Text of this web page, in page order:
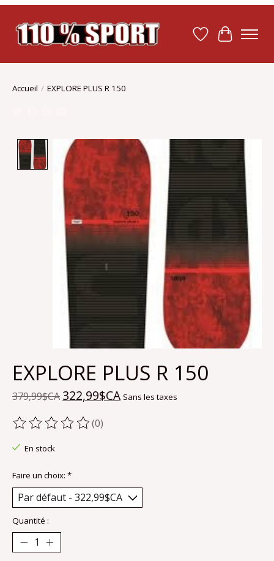
Liste dePanier
Accueil / EXPLORE PLUS R 150
Product image slideshow Items
EXPLORE PLUS R 150
379,99$CA 322,99$CA Sans les taxes
Ce produit est évalué à
(0)
En stock
Faire un choix: *
Quantité :